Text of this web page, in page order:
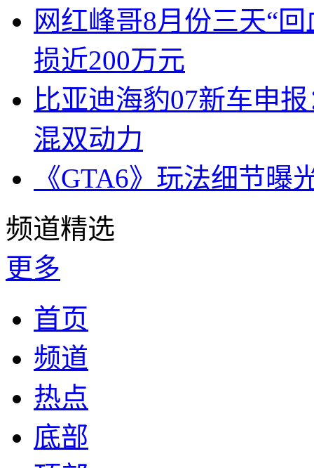
网红峰哥8月份三天“
损近200万元
比亚迪海豹07新车申
混双动力
《GTA6》玩法细节
频道精选
更多
首页
频道
热点
底部